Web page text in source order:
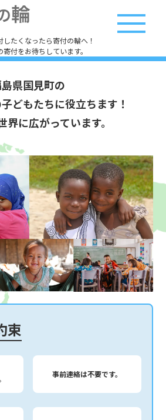
したくなったら寄付の輪へ！
付をお待ちしています。
県国見町の
どもたちに役立ちます！
界に広がっています。
束
事前連絡は不要です。